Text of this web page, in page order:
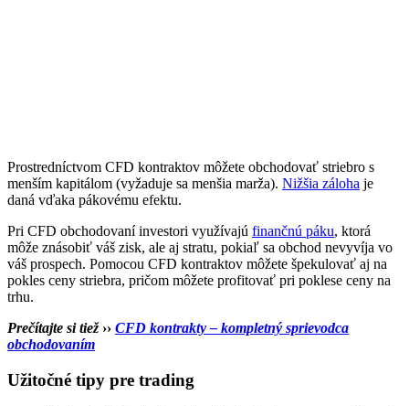
Prostredníctvom CFD kontraktov môžete obchodovať striebro s
menším kapitálom (vyžaduje sa menšia marža). Nižšia záloha je
daná vďaka pákovému efektu.
Pri CFD obchodovaní investori využívajú finančnú páku, ktorá
môže znásobiť váš zisk, ale aj stratu, pokiaľ sa obchod nevyvíja vo
váš prospech. Pomocou CFD kontraktov môžete špekulovať aj na
pokles ceny striebra, pričom môžete profitovať pri poklese ceny na
trhu.
Prečítajte si tiež ›› CFD kontrakty – kompletný sprievodca
obchodovaním
Užitočné tipy pre trading